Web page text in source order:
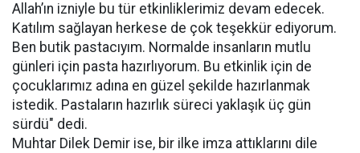
Allah’ın izniyle bu tür etkinliklerimiz devam edecek.
Katılım sağlayan herkese de çok teşekkür ediyorum.
Ben butik pastacıyım. Normalde insanların mutlu
günleri için pasta hazırlıyorum. Bu etkinlik için de
çocuklarımız adına en güzel şekilde hazırlanmak
istedik. Pastaların hazırlık süreci yaklaşık üç gün
sürdü" dedi.
Muhtar Dilek Demir ise, bir ilke imza attıklarını dile